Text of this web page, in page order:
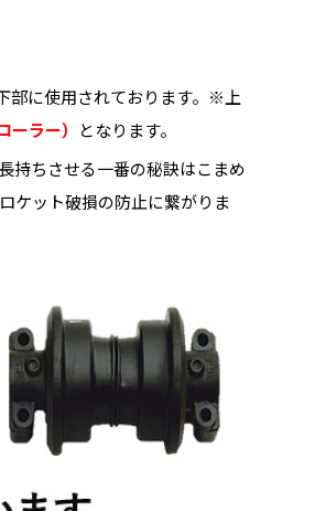
部に使用されております。※上
ラー）
となります。
持ちさせる一番の秘訣はこまめ
ケット破損の防止に繋がりま